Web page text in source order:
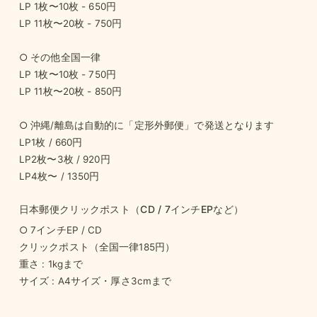
LP 1枚〜10枚 - 650円
LP 11枚〜20枚 - 750円
○ その他全国一律
LP 1枚〜10枚 - 750円
LP 11枚〜20枚 - 850円
○ 沖縄/離島は自動的に「定形外郵便」で発送となります
LP1枚 / 660円
LP2枚〜3枚 / 920円
LP4枚〜 / 1350円
日本郵便クリックポスト（CD / 7インチEPなど）
○ 7インチEP / CD
クリックポスト（全国一律185円）
重さ : 1kgまで
サイズ : A4サイズ・厚さ3cmまで